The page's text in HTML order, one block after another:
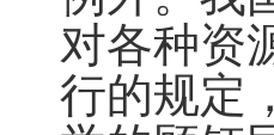
对各种资
行的规定